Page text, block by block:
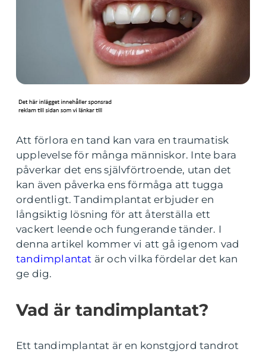
Att förlora en tand kan vara en traumatisk
upplevelse för många människor. Inte bara
påverkar det ens självförtroende, utan det
kan även påverka ens förmåga att tugga
ordentligt. Tandimplantat erbjuder en
långsiktig lösning för att återställa ett
vackert leende och fungerande tänder. I
denna artikel kommer vi att gå igenom vad
tandimplantat är och vilka fördelar det kan
ge dig.
Vad är tandimplantat?
Ett tandimplantat är en konstgjord tandrot